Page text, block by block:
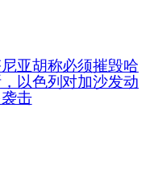
亚胡称必须摧毁哈
以色列对加沙发动
击